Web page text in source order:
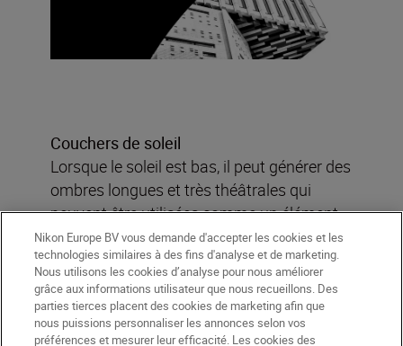
Couchers de soleil
Lorsque le soleil est bas, il peut générer des
ombres longues et très théâtrales qui
peuvent être utilisées comme un élément
visuel efficace, à l’exemple de ce motif
frappant de balustrade sur cette photo
prise à Milan ou des longs reflets de ces
joueurs de basket-ball.
Défi :juste avant le lever ou le coucher du
Nikon Europe BV vous demande d'accepter les cookies et les
technologies similaires à des fins d'analyse et de marketing.
Nous utilisons les cookies d’analyse pour nous améliorer
grâce aux informations utilisateur que nous recueillons. Des
parties tierces placent des cookies de marketing afin que
nous puissions personnaliser les annonces selon vos
préférences et mesurer leur efficacité. Les cookies des